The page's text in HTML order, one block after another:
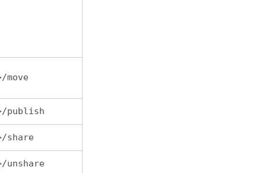
publish
share
unshare